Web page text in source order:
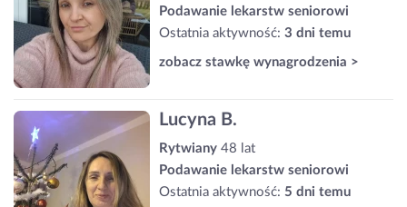
Podawanie lekarstw seniorowi
Ostatnia aktywność: 3 dni temu
zobacz stawkę wynagrodzenia >
Lucyna B.
Rytwiany 48 lat
Podawanie lekarstw seniorowi
Ostatnia aktywność: 5 dni temu